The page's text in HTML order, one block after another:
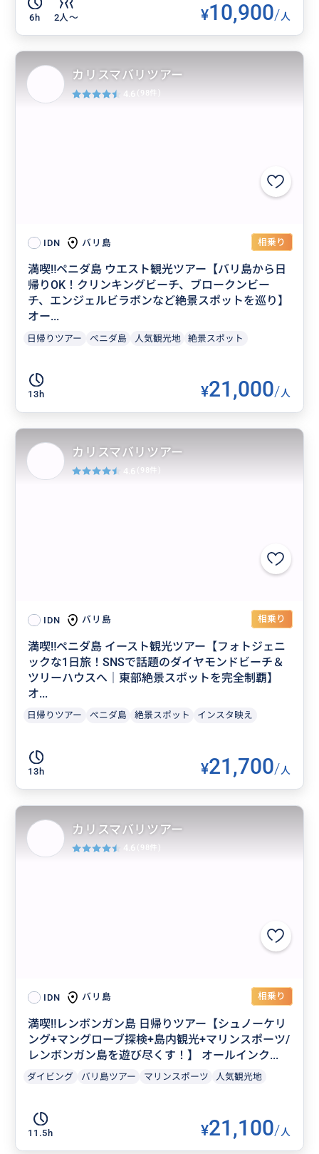
6h 2人〜 ¥10,900/人
IDN バリ島 相乗り
満喫‼️ペニダ島 ウエスト観光ツアー【バリ島から日
帰りOK！クリンキングビーチ、ブロークンビー
チ、エンジェルビラボンなど絶景スポットを巡り】
オー...
日帰りツアー ぺニダ島 人気観光地 絶景スポット
13h ¥21,000/人
カリスマバリツアー
4.6 (98件)
IDN バリ島 相乗り
満喫‼️ペニダ島 イースト観光ツアー【フォトジェニ
ックな1日旅！SNSで話題のダイヤモンドビーチ＆
ツリーハウスへ｜東部絶景スポットを完全制覇】
オ...
日帰りツアー ぺニダ島 絶景スポット インスタ映え
13h ¥21,700/人
カリスマバリツアー
4.6 (98件)
IDN バリ島 相乗り
満喫‼️レンボンガン島 日帰りツアー【シュノーケリ
ング+マングローブ探検+島内観光+マリンスポーツ/
レンボンガン島を遊び尽くす！】 オールインク...
ダイビング バリ島ツアー マリンスポーツ 人気観光地
11.5h ¥21,100/人
カリスマバリツアー
4.6 (98件)